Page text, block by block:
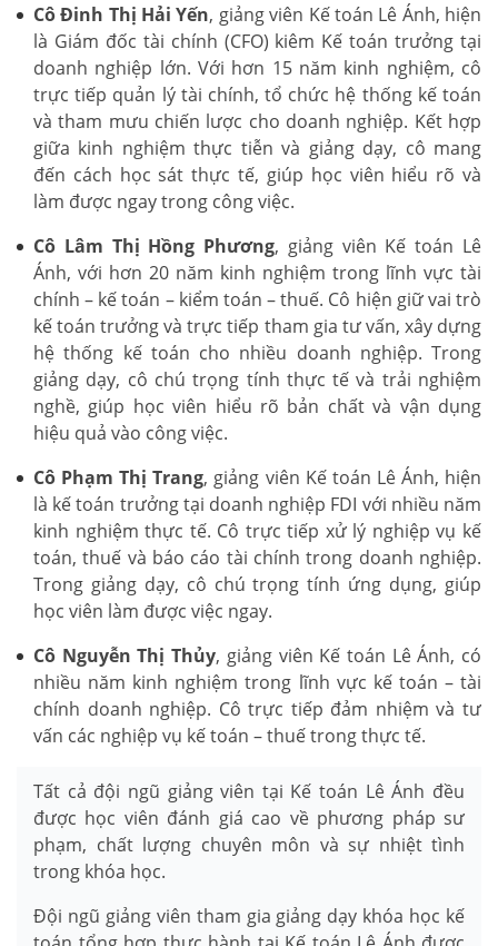
Cô Đinh Thị Hải Yến, giảng viên Kế toán Lê Ánh, hiện
là Giám đốc tài chính (CFO) kiêm Kế toán trưởng tại
doanh nghiệp lớn. Với hơn 15 năm kinh nghiệm, cô
trực tiếp quản lý tài chính, tổ chức hệ thống kế toán
và tham mưu chiến lược cho doanh nghiệp. Kết hợp
giữa kinh nghiệm thực tiễn và giảng dạy, cô mang
đến cách học sát thực tế, giúp học viên hiểu rõ và
làm được ngay trong công việc.
Cô Lâm Thị Hồng Phương, giảng viên Kế toán Lê
Ánh, với hơn 20 năm kinh nghiệm trong lĩnh vực tài
chính – kế toán – kiểm toán – thuế. Cô hiện giữ vai trò
kế toán trưởng và trực tiếp tham gia tư vấn, xây dựng
hệ thống kế toán cho nhiều doanh nghiệp. Trong
giảng dạy, cô chú trọng tính thực tế và trải nghiệm
nghề, giúp học viên hiểu rõ bản chất và vận dụng
hiệu quả vào công việc.
Cô Phạm Thị Trang, giảng viên Kế toán Lê Ánh, hiện
là kế toán trưởng tại doanh nghiệp FDI với nhiều năm
kinh nghiệm thực tế. Cô trực tiếp xử lý nghiệp vụ kế
toán, thuế và báo cáo tài chính trong doanh nghiệp.
Trong giảng dạy, cô chú trọng tính ứng dụng, giúp
học viên làm được việc ngay.
Cô Nguyễn Thị Thủy, giảng viên Kế toán Lê Ánh, có
nhiều năm kinh nghiệm trong lĩnh vực kế toán – tài
chính doanh nghiệp. Cô trực tiếp đảm nhiệm và tư
vấn các nghiệp vụ kế toán – thuế trong thực tế.
Tất cả đội ngũ giảng viên tại Kế toán Lê Ánh đều
được học viên đánh giá cao về phương pháp sư
phạm, chất lượng chuyên môn và sự nhiệt tình
trong khóa học.
Đội ngũ giảng viên tham gia giảng dạy khóa học kế